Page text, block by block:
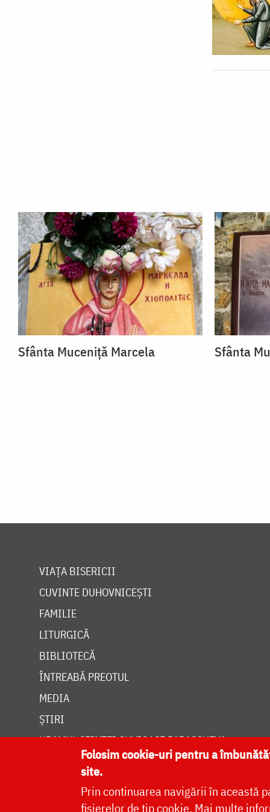
Sfânta Muceniță Marcela Sfânta
VIAȚA BISERICII
CUVINTE DUHOVNICEȘTI
FAMILIE
LITURGICĂ
BIBLIOTECĂ
ÎNTREABĂ PREOTUL
MEDIA
ȘTIRI
HRAMUL SFINTEI CUVIOASE PARASCHEVA
Folosim cookie-uri pentru a
site.
Prin continuarea navigării în această
fișierelor de tip cookie. Mai multe